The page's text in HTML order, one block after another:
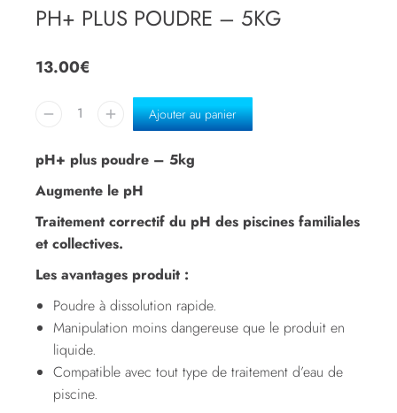
PH+ PLUS POUDRE – 5KG
13.00€
Ajouter au panier
pH+ plus poudre – 5kg
Augmente le pH
Traitement correctif du pH des piscines familiales
et collectives.
Les avantages produit :
Poudre à dissolution rapide.
Manipulation moins dangereuse que le produit en
liquide.
Compatible avec tout type de traitement d’eau de
piscine.